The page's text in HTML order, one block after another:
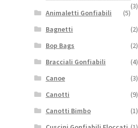
(3)
Animaletti Gonfiabili
(5)
Bagnetti
(2)
Bop Bags
(2)
Bracciali Gonfiabili
(4)
Canoe
(3)
Canotti
(9)
Canotti Bimbo
(1)